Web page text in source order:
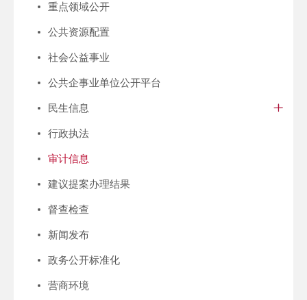
重点领域公开
公共资源配置
社会公益事业
公共企事业单位公开平台
民生信息
行政执法
审计信息
建议提案办理结果
督查检查
新闻发布
政务公开标准化
营商环境